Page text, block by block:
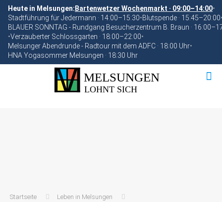
Heute in Melsungen: Bartenwetzer Wochenmarkt · 09:00–14:00•
Stadtführung für Jedermann · 14:00–15:30•Blutspende · 15:45–20:00
BLAUER SONNTAG - Rundgang Besucherzentrum B. Braun ·
•Verzauberter Schlossgarten · 18:00–22:00•
Melsunger Abendrunde - Radtour mit dem ADFC · 18:00 Uhr•
HNA Yogasommer Melsungen · 18:30 Uhr
Startseite
Leben in Melsungen